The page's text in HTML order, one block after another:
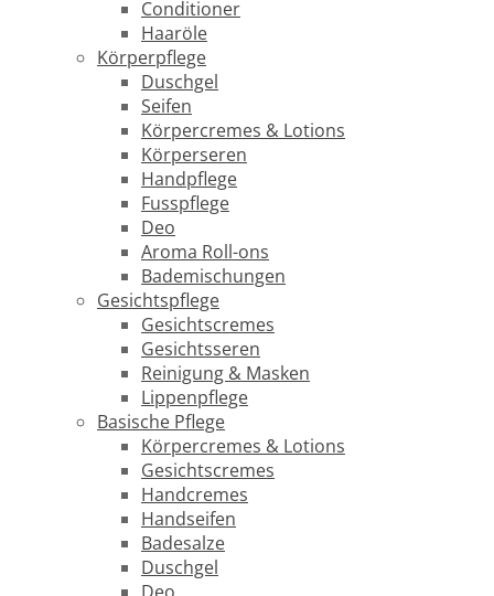
Conditioner
Haaröle
Körperpflege
Duschgel
Seifen
Körpercremes & Lotions
Körperseren
Handpflege
Fusspflege
Deo
Aroma Roll-ons
Bademischungen
Gesichtspflege
Gesichtscremes
Gesichtsseren
Reinigung & Masken
Lippenpflege
Basische Pflege
Körpercremes & Lotions
Gesichtscremes
Handcremes
Handseifen
Badesalze
Duschgel